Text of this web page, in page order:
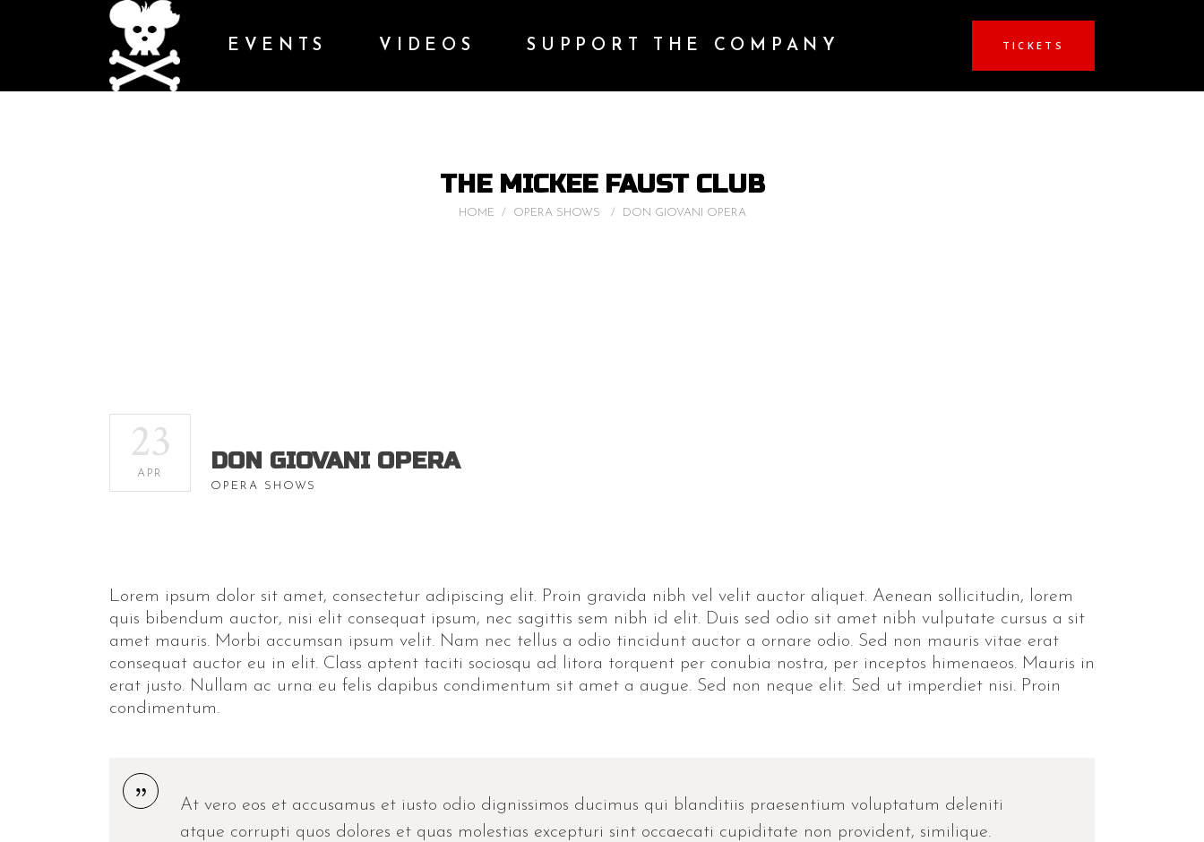
EVENTS VIDEOS SUPPORT THE COMPANY TICKETS
THE MICKEE FAUST CLUB
HOME / OPERA SHOWS / DON GIOVANI OPERA
23
APR DON GIOVANI OPERA
OPERA SHOWS
Lorem ipsum dolor sit amet, consectetur adipiscing elit. Proin gravida nibh vel velit auctor aliquet. Aenean sollicitudin, lorem
quis bibendum auctor, nisi elit consequat ipsum, nec sagittis sem nibh id elit. Duis sed odio sit amet nibh vulputate cursus a sit
amet mauris. Morbi accumsan ipsum velit. Nam nec tellus a odio tincidunt auctor a ornare odio. Sed non mauris vitae erat
consequat auctor eu in elit. Class aptent taciti sociosqu ad litora torquent per conubia nostra, per inceptos himenaeos. Mauris in
erat justo. Nullam ac urna eu felis dapibus condimentum sit amet a augue. Sed non neque elit. Sed ut imperdiet nisi. Proin
condimentum.
At vero eos et accusamus et iusto odio dignissimos ducimus qui blanditiis praesentium voluptatum deleniti
atque corrupti quos dolores et quas molestias excepturi sint occaecati cupiditate non provident, similique.